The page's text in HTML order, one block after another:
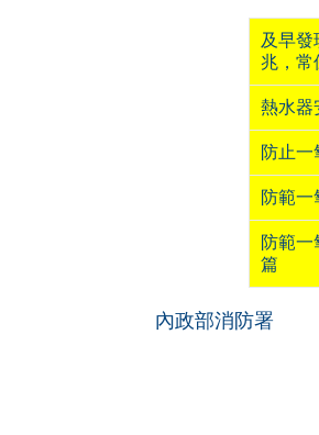
及早
兆，常
熱水器
防止一
防範
防範
篇
內政部消防署